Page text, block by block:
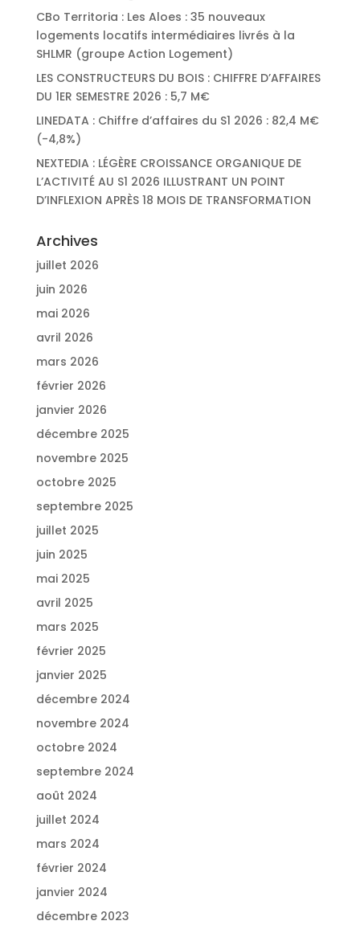
CBo Territoria : Les Aloes : 35 nouveaux
logements locatifs intermédiaires livrés à la
SHLMR (groupe Action Logement)
LES CONSTRUCTEURS DU BOIS : CHIFFRE D’AFFAIRES
DU 1ER SEMESTRE 2026 : 5,7 M€
LINEDATA : Chiffre d’affaires du S1 2026 : 82,4 M€
(-4,8%)
NEXTEDIA : LÉGÈRE CROISSANCE ORGANIQUE DE
L’ACTIVITÉ AU S1 2026 ILLUSTRANT UN POINT
D’INFLEXION APRÈS 18 MOIS DE TRANSFORMATION
Archives
juillet 2026
juin 2026
mai 2026
avril 2026
mars 2026
février 2026
janvier 2026
décembre 2025
novembre 2025
octobre 2025
septembre 2025
juillet 2025
juin 2025
mai 2025
avril 2025
mars 2025
février 2025
janvier 2025
décembre 2024
novembre 2024
octobre 2024
septembre 2024
août 2024
juillet 2024
mars 2024
février 2024
janvier 2024
décembre 2023